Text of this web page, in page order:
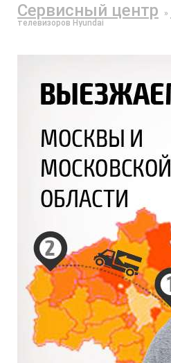
Сервисный центр »
телевизоров Hyundai